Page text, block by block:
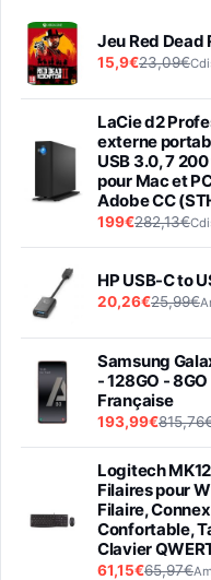
Jeu Red Dead
15,9€23,09€
LaCie d2
externe
USB 3.0, 7
pour Mac et
Adobe CC
199€282,13€
HP USB-C to
20,26€25,99€
Samsung
- 128GO -
Française
193,99€
Logitech
Filaires pour
Filaire,
Confortable,
Clavier
61,15€65,97€